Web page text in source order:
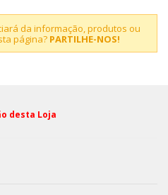
da informação, produtos ou
página? PARTILHE-NOS!
desta Loja